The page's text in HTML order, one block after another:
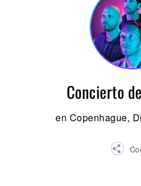
Concierto
en Copenhague,